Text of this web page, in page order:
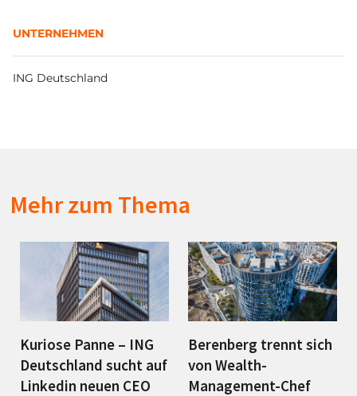
UNTERNEHMEN
ING Deutschland
Mehr zum Thema
Kuriose Panne – ING
Deutschland sucht auf
Linkedin neuen CEO
Berenberg trennt sich
von Wealth-
Management-Chef